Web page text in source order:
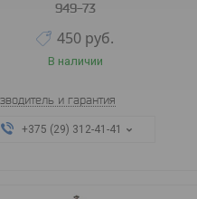
949-73
450 руб.
В наличии
и гарантия
+375 (29) 312-41-41